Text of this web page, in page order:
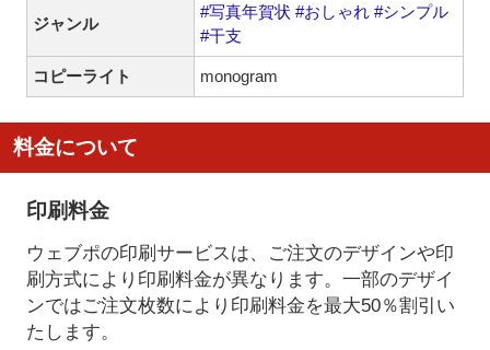
ジャンル
#写真年賀状 #おしゃれ #シンプル
#干支
コピーライト monogram
料金について
印刷料金
ウェブポの印刷サービスは、ご注文のデザインや印
刷方式により印刷料金が異なります。一部のデザイ
ンではご注文枚数により印刷料金を最大50％割引い
たします。